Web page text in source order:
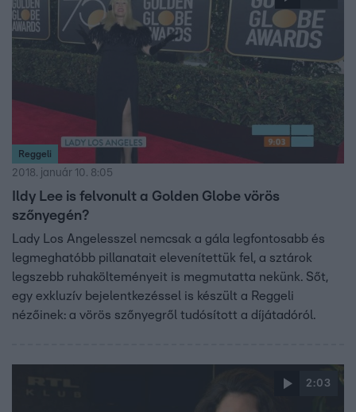
Reggeli
2018. január 10. 8:05
Ildy Lee is felvonult a Golden Globe vörös
szőnyegén?
Lady Los Angelesszel nemcsak a gála legfontosabb és
legmeghatóbb pillanatait elevenítettük fel, a sztárok
legszebb ruhakölteményeit is megmutatta nekünk. Sőt,
egy exkluzív bejelentkezéssel is készült a Reggeli
nézőinek: a vörös szőnyegről tudósított a díjátadóról.
2:03